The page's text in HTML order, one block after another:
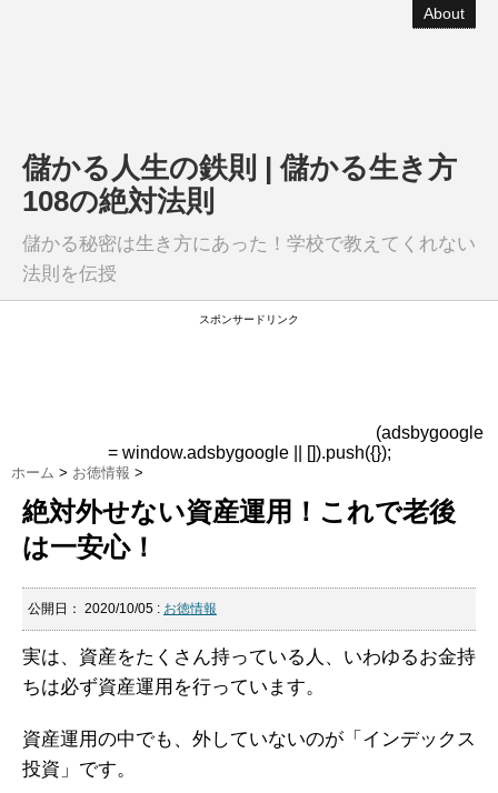
About
儲かる人生の鉄則 | 儲かる生き方
108の絶対法則
儲かる秘密は生き方にあった！学校で教えてくれない
法則を伝授
スポンサードリンク
(adsbygoogle
= window.adsbygoogle || []).push({});
ホーム > お徳情報 >
絶対外せない資産運用！これで老後
は一安心！
公開日： 2020/10/05 : お徳情報
実は、資産をたくさん持っている人、いわゆるお金持
ちは必ず資産運用を行っています。
資産運用の中でも、外していないのが「インデックス
投資」です。